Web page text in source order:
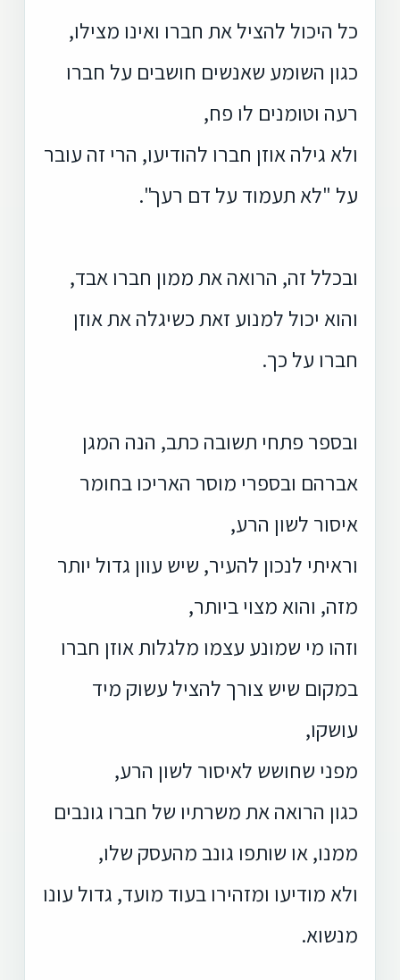
כל היכול להציל את חברו ואינו מצילו,
כגון השומע שאנשים חושבים על חברו
רעה וטומנים לו פח,
ולא גילה אוזן חברו להודיעו, הרי זה עובר
על "לא תעמוד על דם רעך".
ובכלל זה, הרואה את ממון חברו אבד,
והוא יכול למנוע זאת כשיגלה את אוזן
חברו על כך.
ובספר פתחי תשובה כתב, הנה המגן
אברהם ובספרי מוסר האריכו בחומר
איסור לשון הרע,
וראיתי לנכון להעיר, שיש עוון גדול יותר
מזה, והוא מצוי ביותר,
וזהו מי שמונע עצמו מלגלות אוזן חברו
במקום שיש צורך להציל עשוק מיד
עושקו,
מפני שחושש לאיסור לשון הרע,
כגון הרואה את משרתיו של חברו גונבים
ממנו, או שותפו גונב מהעסק שלו,
ולא מודיעו ומזהירו בעוד מועד, גדול עונו
מנשוא.